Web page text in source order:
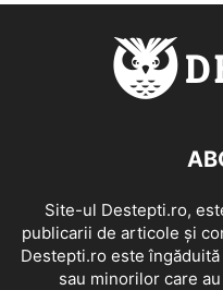
Site-ul Destepti.ro,
publicarii de articole și
Destepti.ro este
sau minorilor care